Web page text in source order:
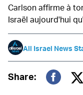
Carlson affirme à
Israël aujourd'hui
All Israel News
Share: